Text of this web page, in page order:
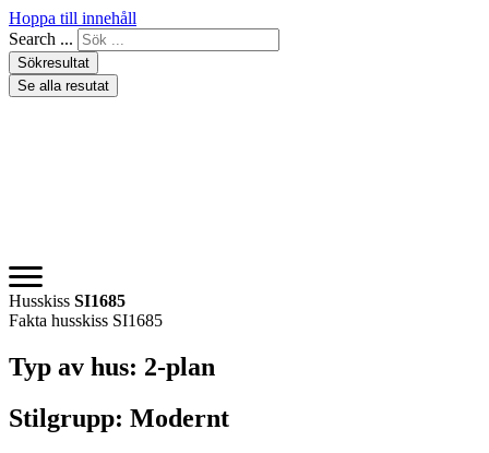
Hoppa till innehåll
Search ...
Sökresultat
Se alla resutat
Husskiss SI1685
Fakta husskiss SI1685
Typ av hus: 2-plan
Stilgrupp: Modernt